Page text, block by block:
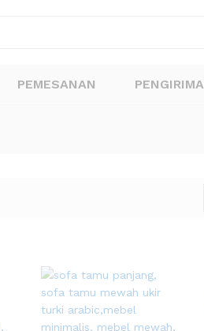
PEMESANAN